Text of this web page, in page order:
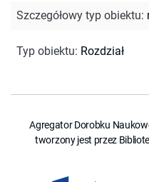
Szczegółowy typ obiektu:
Typ obiektu: Rozdział
Agregator Dorobku
tworzony jest przez